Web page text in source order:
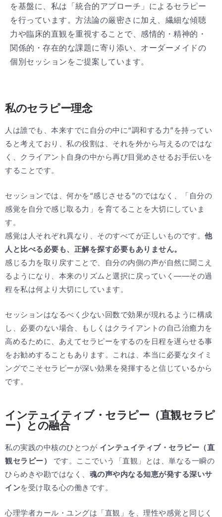
を基盤に、私は「統合的アプローチ」によるセラピー
を行っています。方法論の厳密さに加え、繊細な傾聴
力や臨床的直観を重視することで、感情的・精神的・
関係的・存在的な課題に寄り添い、オーダーメイドの
個別セッションをご提案しています。
私のセラピー理念
人は誰でも、本来すでに自分の中に“調和する力”を持ってい
ると考えており、私の役割は、それを外から与えるのではな
く、クライアント自身の中から再び目覚めさせるお手伝いを
することです。
セッションでは、何かを“感じさせる”のではなく、「自分の
感覚を自分で感じ取る力」を育てることを大切にしていま
す。
感覚は人それぞれ異なり、そのすべてが正しいものです。 他
人と比べる必要も、正解を探す必要もありません。
感じる力を取り戻すことで、自分の内側の声が自然に聞こえ
るようになり、本来のリズムと選択に戻っていく——その過
程を私は何より大切にしています。
セッションはなるべく少ない回数で効果が現れるように構成
し、必要のない場合、もしくはクライアントの自己治癒力を
高めるために、あえてセラピーをするのを日程を遅らせる事
をお勧めすることもあります。これは、本当に必要なタイミ
ングでこそセラピーが深い効果を発揮すると信じているから
です。
インテュイティブ・セラピー（直観セラピ
ー）との融合
私の実践の中核のひとつが インテュイティブ・セラピー（直
観セラピー）
です。ここでいう「直観」とは、単なる一瞬の
ひらめきや勘ではなく、 魂の声や内なる知恵が発する深いサ
インを受け取る心の働きです。
心理学者カール・ユングは「直観」を、理性や感覚と同じく